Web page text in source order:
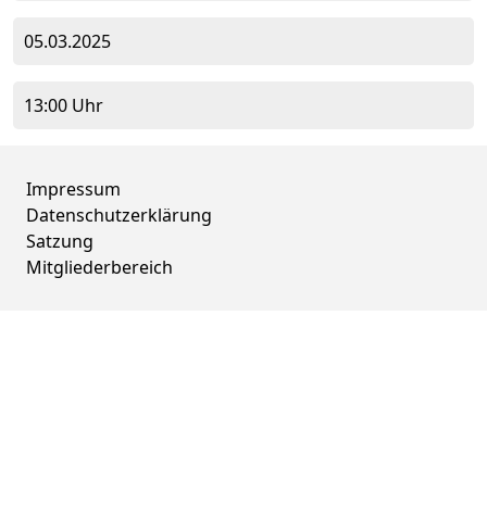
05.03.2025
13:00 Uhr
Impressum
Datenschutzerklärung
Satzung
Mitgliederbereich